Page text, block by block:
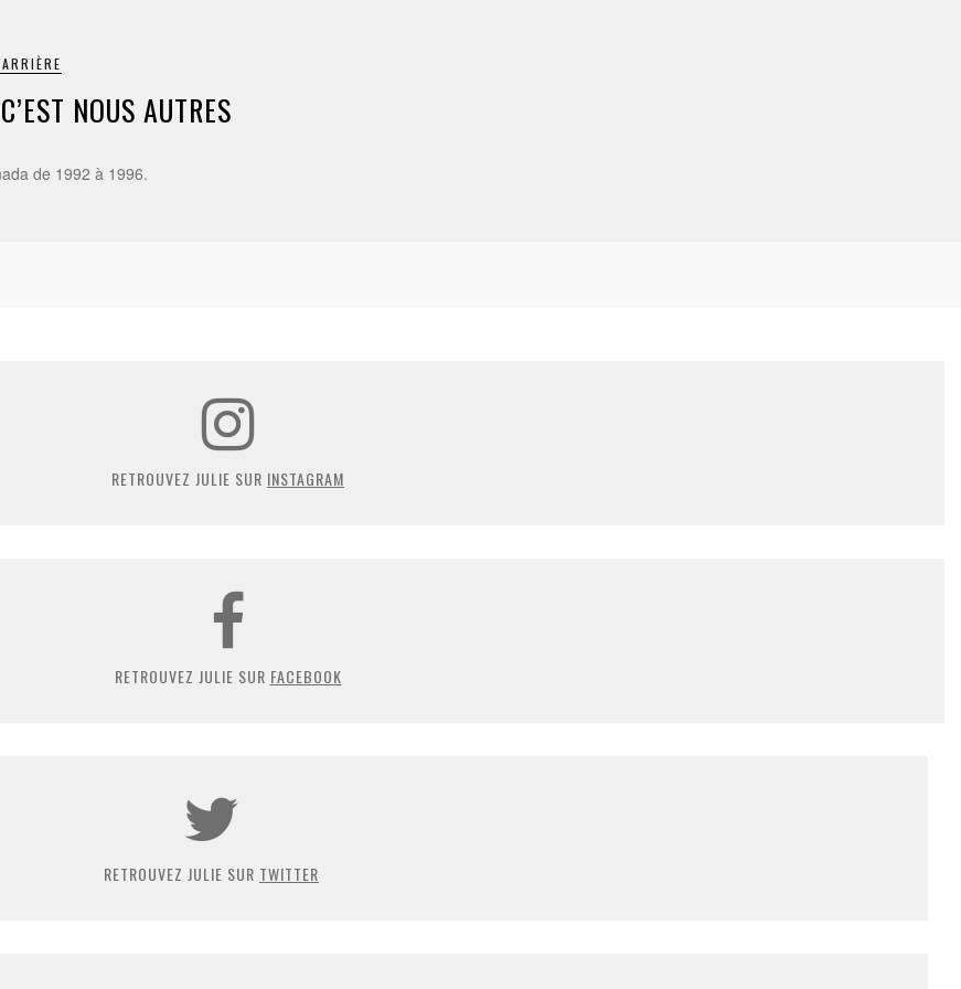
NOUS AUTRES
de 1992 à 1996.
RETROUVEZ JULIE SUR INSTAGRAM
RETROUVEZ JULIE SUR FACEBOOK
RETROUVEZ JULIE SUR TWITTER